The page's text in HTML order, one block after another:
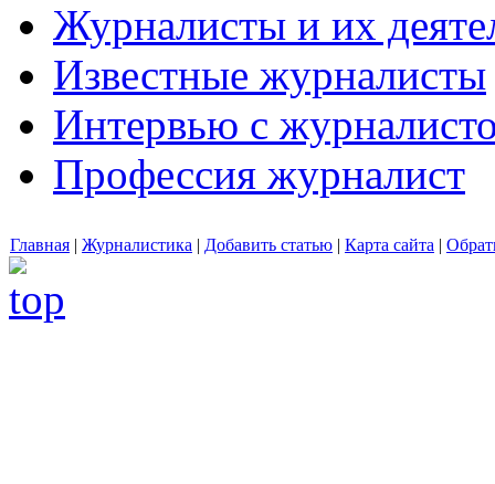
Журналисты и их
Известные журналисты
Интервью с
Профессия журналист
Главная | Журналистика | Добавить статью | Карта сайта |